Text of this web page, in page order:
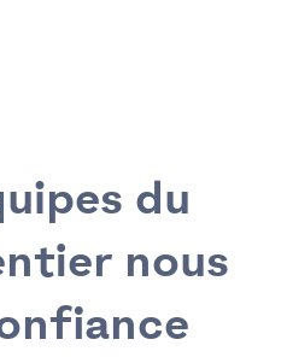
du
nous